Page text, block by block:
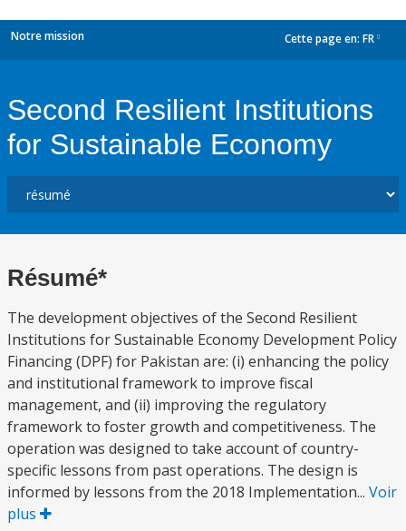
Notre mission Cette page en: FR
Second Resilient Institutions
for Sustainable Economy
Résumé*
The development objectives of the Second Resilient
Institutions for Sustainable Economy Development Policy
Financing (DPF) for Pakistan are: (i) enhancing the policy
and institutional framework to improve fiscal
management, and (ii) improving the regulatory
framework to foster growth and competitiveness. The
operation was designed to take account of country-
specific lessons from past operations. The design is
informed by lessons from the 2018 Implementation... Voir
plus